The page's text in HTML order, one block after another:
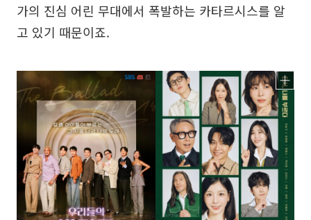
가의 진심 어린 무대에서 폭발하는 카타르시스를 알
고 있기 때문이죠.